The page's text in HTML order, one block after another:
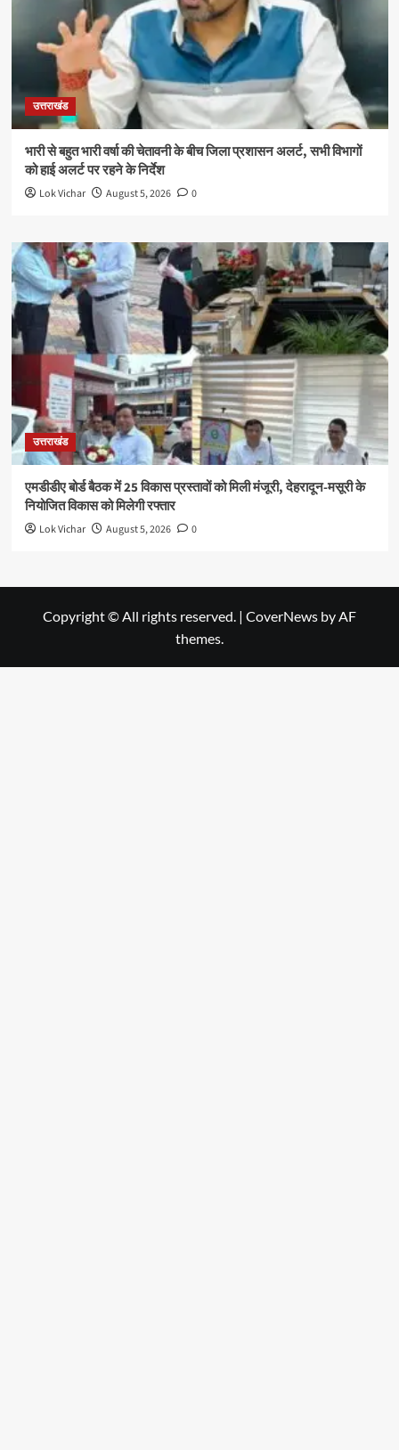
उत्तराखंड
भारी से बहुत भारी वर्षा की चेतावनी के बीच जिला प्रशासन अलर्ट, सभी विभागों
को हाई अलर्ट पर रहने के निर्देश
Lok Vichar August 5, 2026 0
उत्तराखंड
एमडीडीए बोर्ड बैठक में 25 विकास प्रस्तावों को मिली मंजूरी, देहरादून-मसूरी के
नियोजित विकास को मिलेगी रफ्तार
Lok Vichar August 5, 2026 0
Copyright © All rights reserved. | CoverNews by AF
themes.